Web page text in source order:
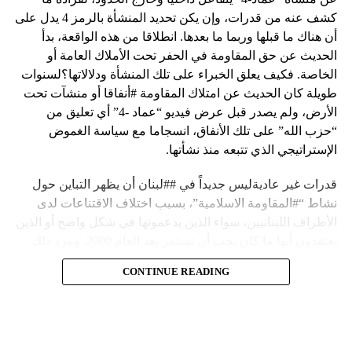
كشف عنه من قدرات، وإن يكن تحديد المنشأة بالرمز 4 يدل على
أن هناك ما قبلها وربما ما بعدها. انطلاقا من هذه الواقعة، بدأ
الحديث عن حق المقاومة في الحفر تحت الأملاك العامة أو
الخاصة. فكيف يعلق الخبراء على تلك المنشأة ودلالاتها؟لسنوات
طويلة كان الحديث عن امتلاك المقاومة #أنفاقا أو منشآت تحت
الأرض، ولم يصدر قبل عرض فيديو “عماد -4” أي تعليق من
“حزب الله” على تلك الأنفاق، انسجاما مع سياسة الغموض
الإستراتيجي الذي تتبعه منذ نشأتها.
قدرات غير عاديةليس جديداً في ##لبنان أن يظهر التباين حول
نشاط “#المقاومة الاسلامية”، بسبب اختلاف الاقتناعات لدى
الأطراف اللبنانيين، سواء الذين يدعمونها في شكل واضح أو الذين
إلى أن المقاومة ضد الاحتلال الإسرائيلي لم تكن يوماً محط
إجماع داخلي، وإن كانت القوى اللبنانية المؤمنة بالصراع ضد
CONTINUE READING